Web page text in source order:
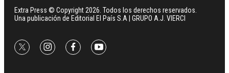
Extra Press © Copyright 2026. Todos los derechos reservados.
Una publicación de Editorial El País S.A | GRUPO A.J. VIERCI
twitterinstagramfacebookyoutube